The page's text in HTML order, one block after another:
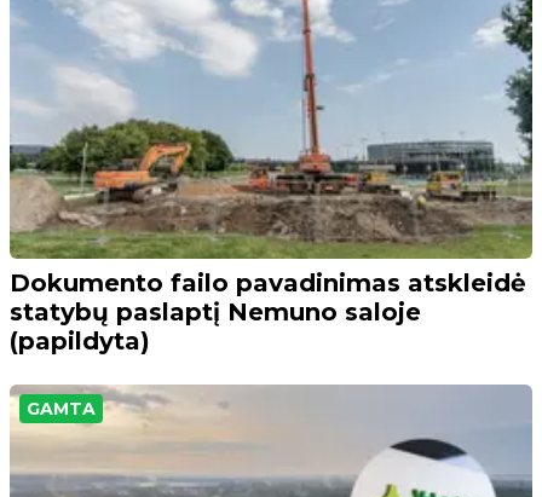
Dokumento failo pavadinimas atskleidė
statybų paslaptį Nemuno saloje
(papildyta)
GAMTA